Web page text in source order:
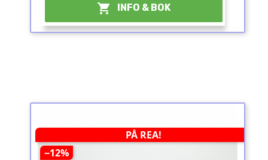
 INFO & BOK
PÅ REA!
−12%